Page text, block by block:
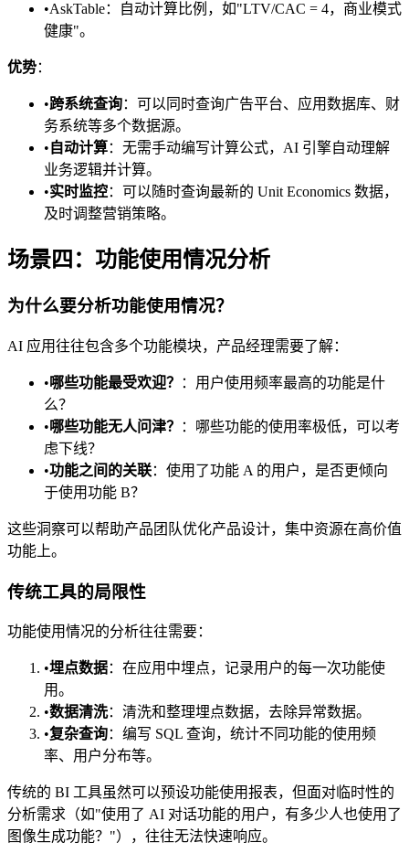
•AskTable：自动计算比例，如"LTV/CAC = 4，商业模式
健康"。
优势：
•跨系统查询：可以同时查询广告平台、应用数据库、财
务系统等多个数据源。
• 自动计算：无需手动编写计算公式，AI 引擎自动理解
业务逻辑并计算。
•实时监控：可以随时查询最新的 Unit Economics 数据，
及时调整营销策略。
场景四：功能使用情况分析
为什么要分析功能使用情况？
AI 应用往往包含多个功能模块，产品经理需要了解：
•哪些功能最受欢迎？
：用户使用频率最高的功能是什
么？
•哪些功能无人问津？
：哪些功能的使用率极低，可以考
虑下线？
•功能之间的关联：使用了功能 A 的用户，是否更倾向
于使用功能 B？
这些洞察可以帮助产品团队优化产品设计，集中资源在高价值
功能上。
传统工具的局限性
功能使用情况的分析往往需要：
•埋点数据：在应用中埋点，记录用户的每一次功能使
用。
•数据清洗：清洗和整理埋点数据，去除异常数据。
•复杂查询：编写 SQL 查询，统计不同功能的使用频
率、用户分布等。
传统的 BI 工具虽然可以预设功能使用报表，但面对临时性的
分析需求（如"使用了 AI 对话功能的用户，有多少人也使用了
图像生成功能？"），往往无法快速响应。